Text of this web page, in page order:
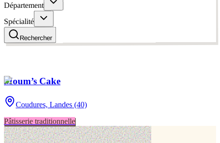
Département
Spécialité
Rechercher
Moum’s Cake
Coudures, Landes (40)
Pâtisserie traditionnelle